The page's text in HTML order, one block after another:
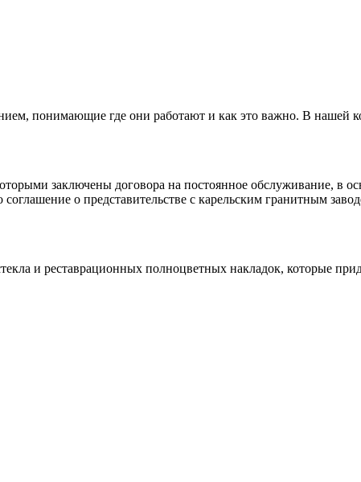
понимающие где они работают и как это важно. В нашей
заключены договора на постоянное обслуживание,
о представительстве с карельским гранитным
и реставрационных полноцветных накладок, которые